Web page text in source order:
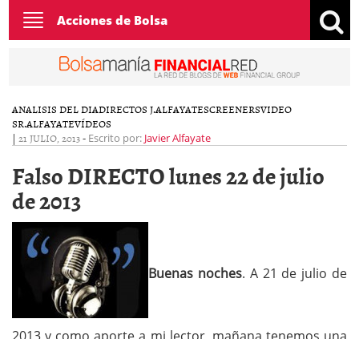
Toggle
navigation
Acciones de Bolsa
ANALISIS DEL DIADIRECTOS J.ALFAYATESCREENERSVIDEO
SR.ALFAYATEVÍDEOS
| 21 JULIO, 2013- Escrito por: Javier Alfayate
Falso DIRECTO lunes 22 de julio
de 2013
Buenas noches. A 21 de julio de